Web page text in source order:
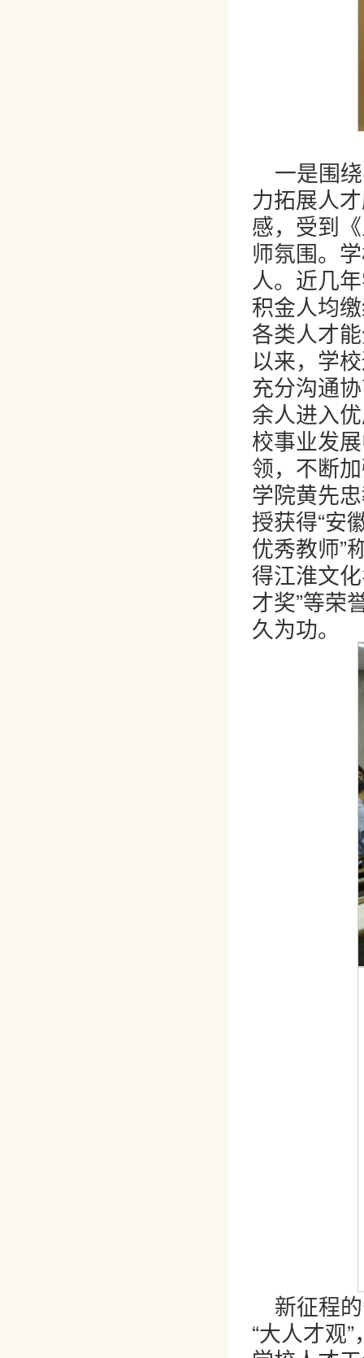
一是围
力拓展人
感，受到
师氛围。
人。近几
积金人均
各类人才
以来，学
充分沟通
余人进入
校事业发
领，不断
学院黄先
授获得“安
优秀教师”
得江淮文
才奖”等荣
久为功。
新征程
“大人才观